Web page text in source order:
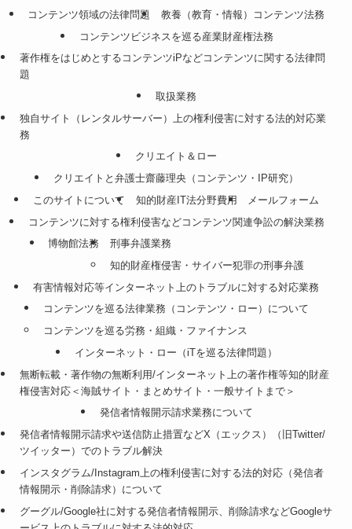
コンテンツ領域の法律問題
教養（教育・情報）コンテンツ法務
コンテンツビジネスを巡る産業財産権法務
著作権をはじめとするコンテンツiPなどコンテンツに関する法律問
題
取扱業務
独自サイト（レンタルサーバー）上の権利侵害に対する法的対応業
務
クリエイト＆ロー
クリエイトと弁護士齋藤理央（コンテンツ・IP研究）
このサイトについて
知的財産IT法分野費用
メールフォーム
コンテンツに対する権利侵害などコンテンツ関連争訟の解決業務
博物館法務
刑事弁護業務
知的財産権侵害・サイバー犯罪の刑事弁護
有害情報対応等インターネット上のトラブルに対する対応業務
コンテンツを巡る法律業務（コンテンツ・ロー）について
コンテンツを巡る労務・組織・ファイナンス
インターネット・ロー（iTを巡る法律問題）
無断転載・著作物の無断利用/インターネット上の著作権等知的財産
権侵害対応＜海賊サイト・まとめサイト・一般サイトまで＞
発信者情報開示請求業務について
発信者情報開示請求や送信防止措置などX（エックス）（旧Twitter/
ツイッター）でのトラブル解決
インスタグラム/Instagram上の権利侵害に対する法的対応（発信者
情報開示・削除請求）について
グーグル/Google社に対する発信者情報開示、削除請求などGoogleサ